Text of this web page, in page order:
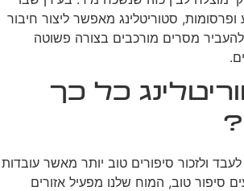
סטוריטלינג מאפשר ליצור חיבור
מסרים מורכבים בצורה פשוטה
כל כך
ולזכור סיפורים טוב יותר מאשר עובדות
סיפור טוב, המוח שלנו מפעיל אזורים